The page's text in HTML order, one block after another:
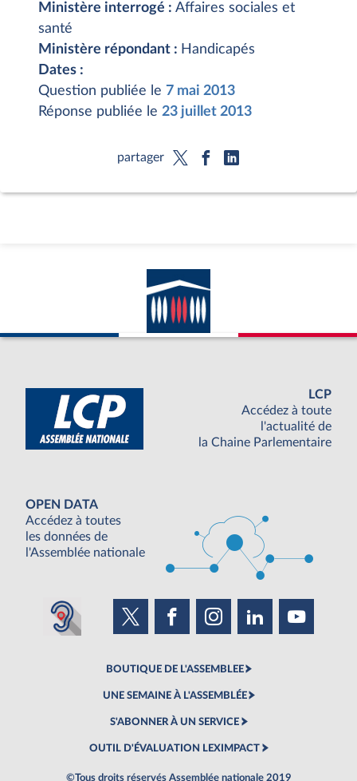
Ministère interrogé : Affaires sociales et
santé
Ministère répondant : Handicapés
Dates :
Question publiée le 7 mai 2013
Réponse publiée le 23 juillet 2013
partager
LCP
Accédez à toute
l'actualité de
la Chaine Parlementaire
OPEN DATA
Accédez à toutes
les données de
l'Assemblée nationale
BOUTIQUE DE L'ASSEMBLEE
UNE SEMAINE À L'ASSEMBLÉE
S'ABONNER À UN SERVICE
OUTIL D'ÉVALUATION LEXIMPACT
©Tous droits réservés Assemblée nationale 2019